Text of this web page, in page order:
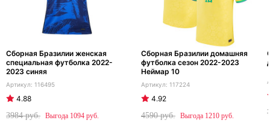
Сборная Бразилии женская
специальная футболка 2022-
2023 синяя
116495
4.88
3984
1094
Сборная Бразилии домашняя
футболка сезон 2022-2023
Неймар 10
117224
4.92
4590
1210